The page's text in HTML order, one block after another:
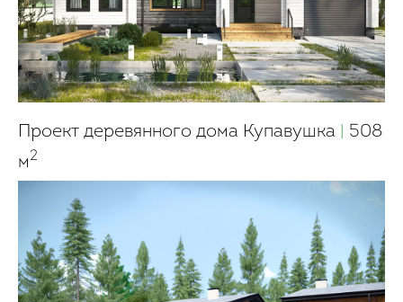
Проект деревянного дома Купавушка
508
м2